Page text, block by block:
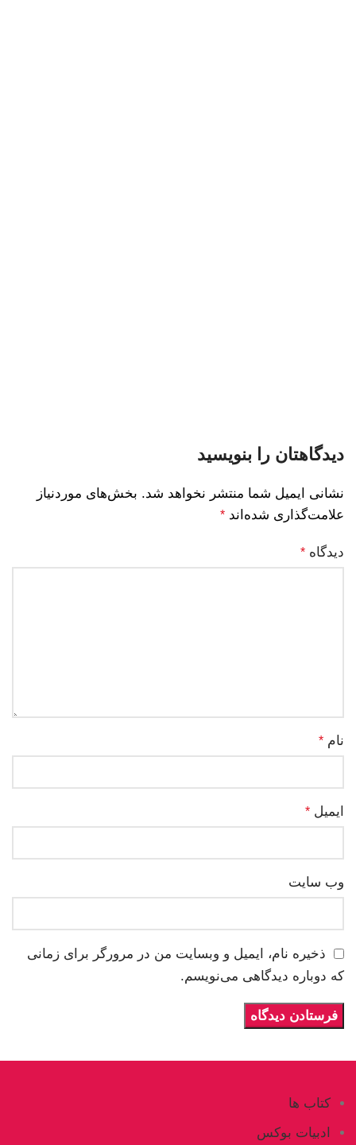
دیدگاهتان را بنویسید
نشانی ایمیل شما منتشر نخواهد شد. بخش‌های موردنیاز
علامت‌گذاری شده‌اند *
دیدگاه *
نام *
ایمیل *
وب‌ سایت
ذخیره نام، ایمیل و وبسایت من در مرورگر برای زمانی
که دوباره دیدگاهی می‌نویسم.
کتاب ها
ادبیات بوکس